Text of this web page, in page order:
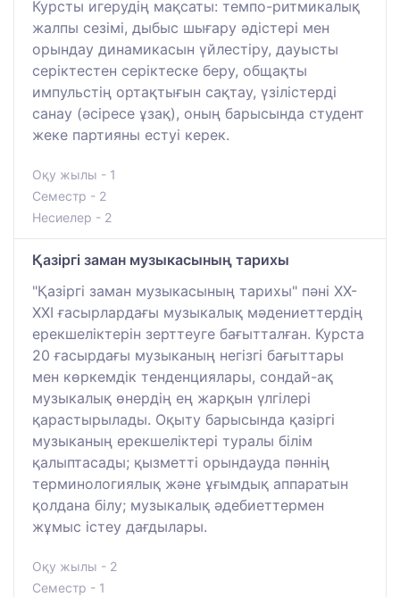
Курсты игерудің мақсаты: темпо-ритмикалық
жалпы сезімі, дыбыс шығару әдістері мен
орындау динамикасын үйлестіру, дауысты
серіктестен серіктеске беру, общақты
импульстің ортақтығын сақтау, үзілістерді
санау (әсіресе ұзақ), оның барысында студент
жеке партияны естуі керек.
Оқу жылы - 1
Семестр - 2
Несиелер - 2
Қазіргі заман музыкасының тарихы
"Қазіргі заман музыкасының тарихы" пәні ХХ-
ХХІ ғасырлардағы музыкалық мәдениеттердің
ерекшеліктерін зерттеуге бағытталған. Курста
20 ғасырдағы музыканың негізгі бағыттары
мен көркемдік тенденциялары, сондай-ақ
музыкалық өнердің ең жарқын үлгілері
қарастырылады. Оқыту барысында қазіргі
музыканың ерекшеліктері туралы білім
қалыптасады; қызметті орындауда пәннің
терминологиялық және ұғымдық аппаратын
қолдана білу; музыкалық әдебиеттермен
жұмыс істеу дағдылары.
Оқу жылы - 2
Семестр - 1